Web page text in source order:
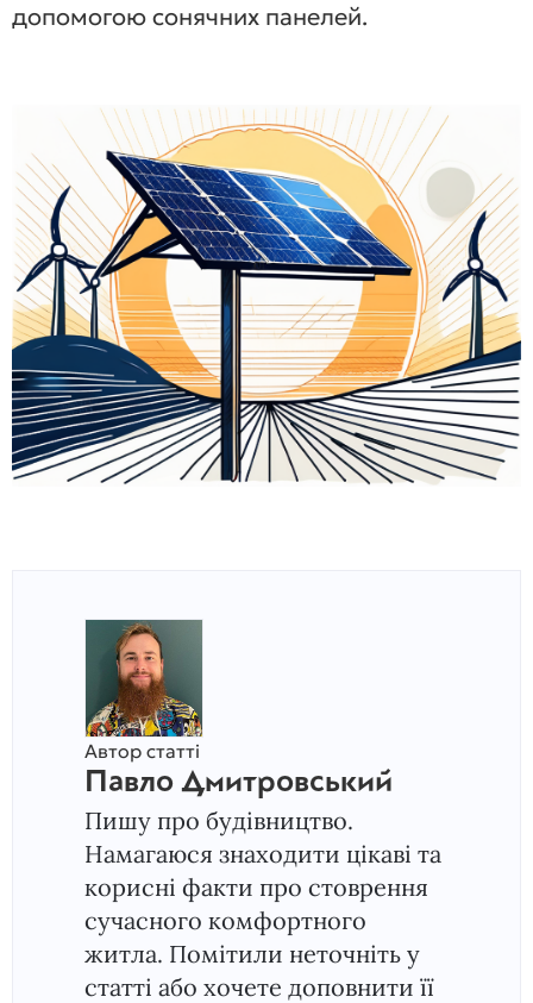
допомогою сонячних панелей.
Автор статті
Павло Дмитровський
Пишу про будівництво.
Намагаюся знаходити цікаві та
корисні факти про стоврення
сучасного комфортного
житла. Помітили неточніть у
статті або хочете доповнити її